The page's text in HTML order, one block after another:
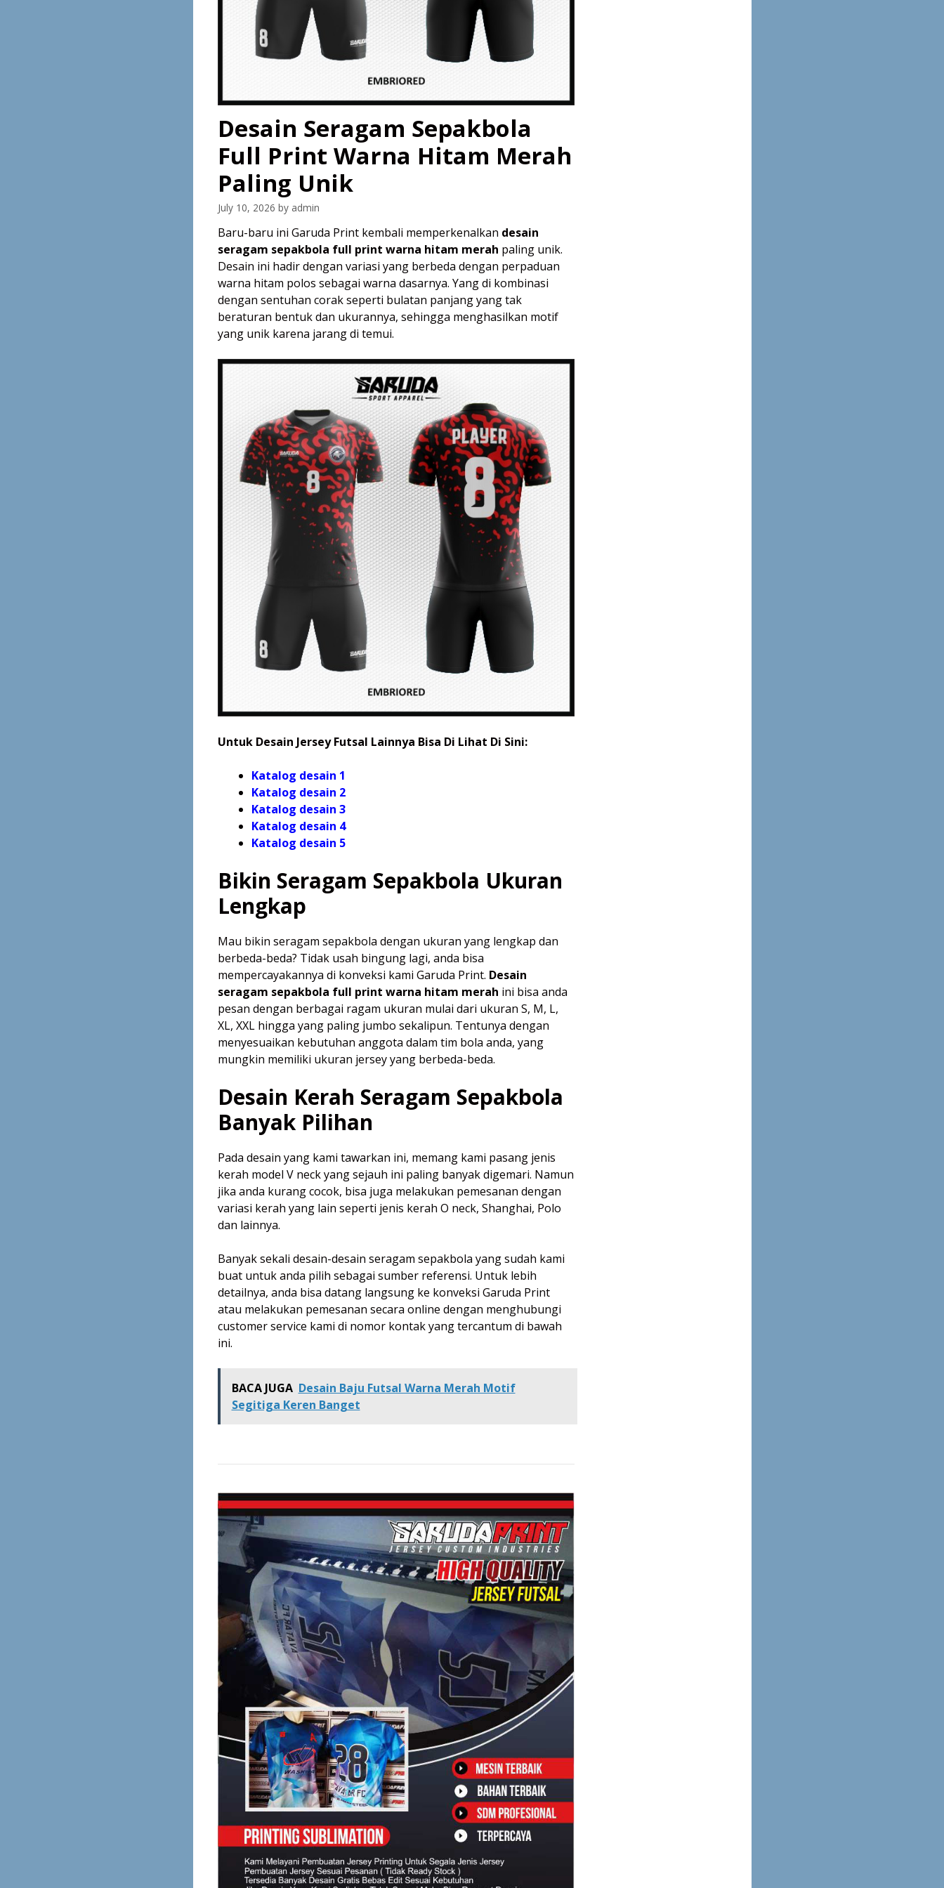
Desain Seragam Sepakbola
Full Print Warna Hitam Merah
Paling Unik
July 10, 2026 by admin
Baru-baru ini Garuda Print kembali memperkenalkan desain
seragam sepakbola full print warna hitam merah paling unik.
Desain ini hadir dengan variasi yang berbeda dengan perpaduan
warna hitam polos sebagai warna dasarnya. Yang di kombinasi
dengan sentuhan corak seperti bulatan panjang yang tak
beraturan bentuk dan ukurannya, sehingga menghasilkan motif
yang unik karena jarang di temui.
Untuk Desain Jersey Futsal Lainnya Bisa Di Lihat Di Sini:
Katalog desain 1
Katalog desain 2
Katalog desain 3
Katalog desain 4
Katalog desain 5
Bikin Seragam Sepakbola Ukuran
Lengkap
Mau bikin seragam sepakbola dengan ukuran yang lengkap dan
berbeda-beda? Tidak usah bingung lagi, anda bisa
mempercayakannya di konveksi kami Garuda Print. Desain
seragam sepakbola full print warna hitam merah ini bisa anda
pesan dengan berbagai ragam ukuran mulai dari ukuran S, M, L,
XL, XXL hingga yang paling jumbo sekalipun. Tentunya dengan
menyesuaikan kebutuhan anggota dalam tim bola anda, yang
mungkin memiliki ukuran jersey yang berbeda-beda.
Desain Kerah Seragam Sepakbola
Banyak Pilihan
Pada desain yang kami tawarkan ini, memang kami pasang jenis
kerah model V neck yang sejauh ini paling banyak digemari. Namun
jika anda kurang cocok, bisa juga melakukan pemesanan dengan
variasi kerah yang lain seperti jenis kerah O neck, Shanghai, Polo
dan lainnya.
Banyak sekali desain-desain seragam sepakbola yang sudah kami
buat untuk anda pilih sebagai sumber referensi. Untuk lebih
detailnya, anda bisa datang langsung ke konveksi Garuda Print
atau melakukan pemesanan secara online dengan menghubungi
customer service kami di nomor kontak yang tercantum di bawah
ini.
BACA JUGA Desain Baju Futsal Warna Merah Motif
Segitiga Keren Banget